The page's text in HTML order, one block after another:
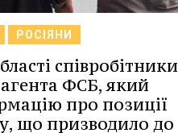
РОСІЯНИ
співробітники
ФСБ, який
про позиції
що призводило до